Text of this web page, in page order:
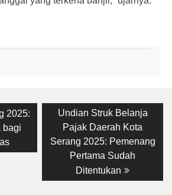
2025:
bagi
Next
post:
Undian Struk Belanja
Pajak Daerah Kota
Serang 2025: Pemenang
Pertama Sudah
Ditentukan